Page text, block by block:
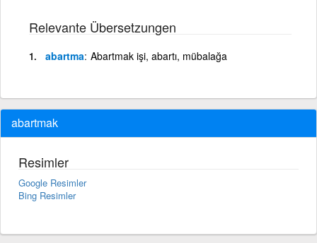
Relevante Übersetzungen
abartma Abartmak işi, abartı, mübalağa
abartmak
Resimler
Google Resimler
Bing Resimler